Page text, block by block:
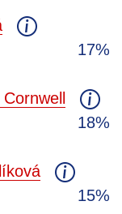
17%
18%
15%